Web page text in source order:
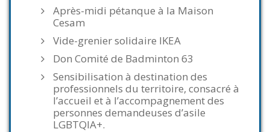
Après-midi pétanque à la Maison
Cesam
Vide-grenier solidaire IKEA
Don Comité de Badminton 63
Sensibilisation à destination des
professionnels du territoire, consacré à
l’accueil et à l’accompagnement des
personnes demandeuses d’asile
LGBTQIA+.